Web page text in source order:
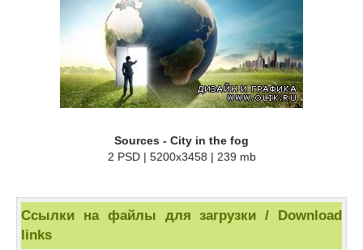
Sources - City in the fog
2 PSD | 5200x3458 | 239 mb
Ссылки на файлы для загрузки / Download
links